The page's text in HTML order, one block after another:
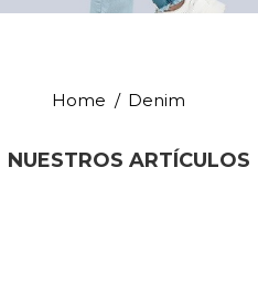
You are here:
Home Denim
NUESTROS ARTÍCULOS
He leído y acepto laPolítica de